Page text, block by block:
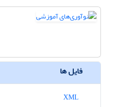
فایل ها